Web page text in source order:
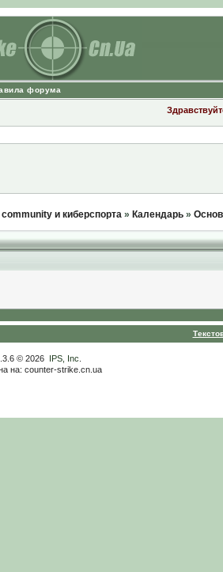
форума
и киберспорта» Календарь»
© 2026 IPS, Inc
на: counter-strike.cn.ua